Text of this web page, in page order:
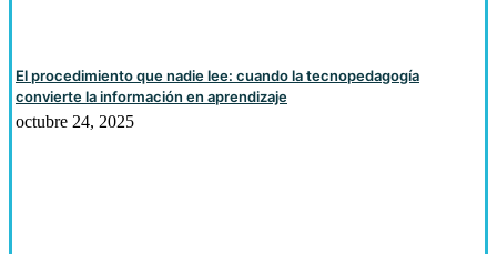
El procedimiento que nadie lee: cuando la tecnopedagogía
convierte la información en aprendizaje
octubre 24, 2025